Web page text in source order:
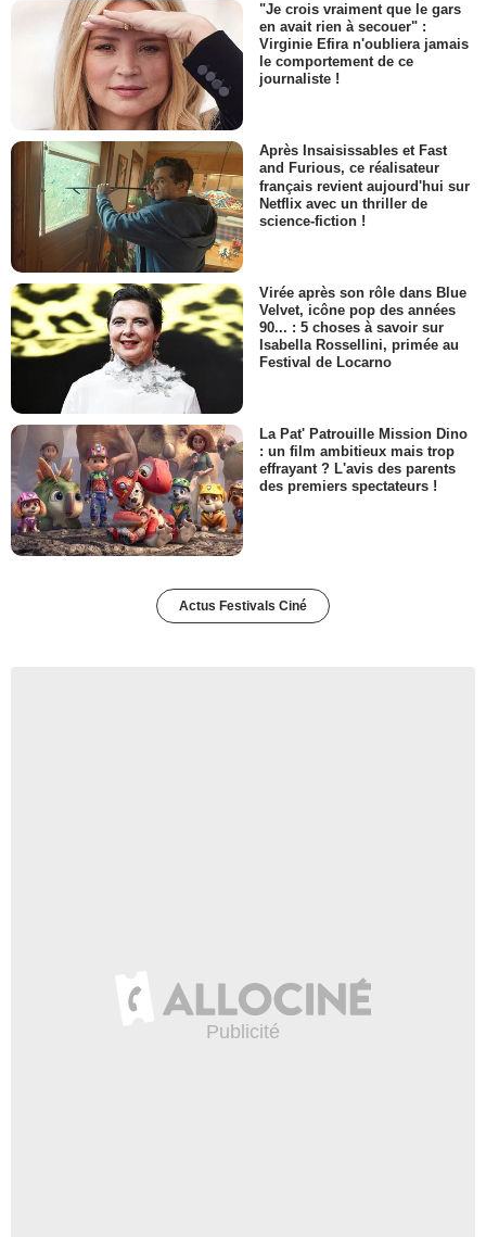
"Je crois vraiment que le gars
en avait rien à secouer" :
Virginie Efira n'oubliera jamais
le comportement de ce
journaliste !
Après Insaisissables et Fast
and Furious, ce réalisateur
français revient aujourd'hui sur
Netflix avec un thriller de
science-fiction !
Virée après son rôle dans Blue
Velvet, icône pop des années
90... : 5 choses à savoir sur
Isabella Rossellini, primée au
Festival de Locarno
La Pat' Patrouille Mission Dino
: un film ambitieux mais trop
effrayant ? L'avis des parents
des premiers spectateurs !
Actus Festivals Ciné